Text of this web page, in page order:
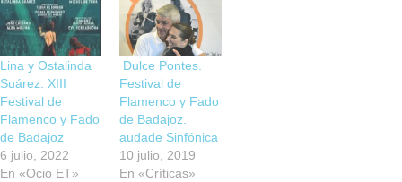
Lina y Ostalinda
Suárez. XIII
Festival de
Flamenco y Fado
de Badajoz
6 julio, 2022
En «Ocio ET»
Dulce Pontes.
Festival de
Flamenco y Fado
de Badajoz.
audade Sinfónica
10 julio, 2019
En «Críticas»